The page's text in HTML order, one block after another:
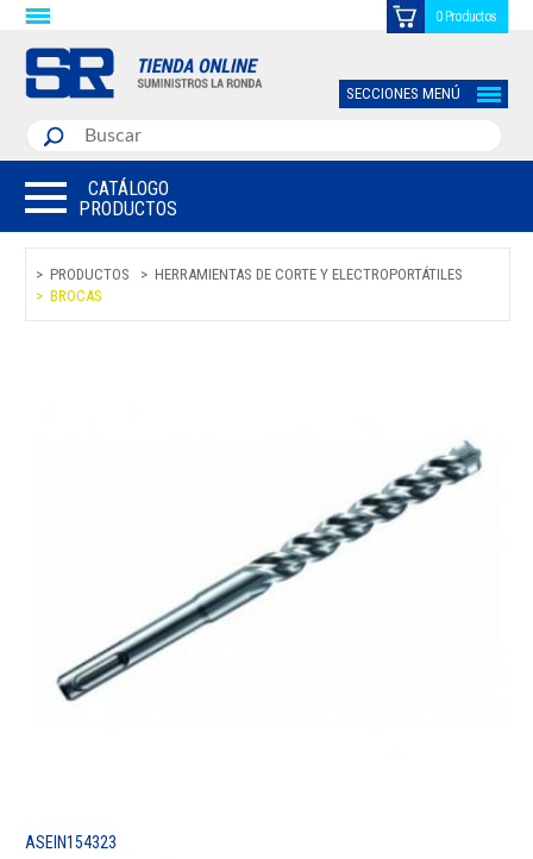
0 Productos
SECCIONES MENÚ
CATÁLOGO
PRODUCTOS
PRODUCTOS
HERRAMIENTAS DE CORTE Y ELECTROPORTÁTILES
BROCAS
ASEIN154323